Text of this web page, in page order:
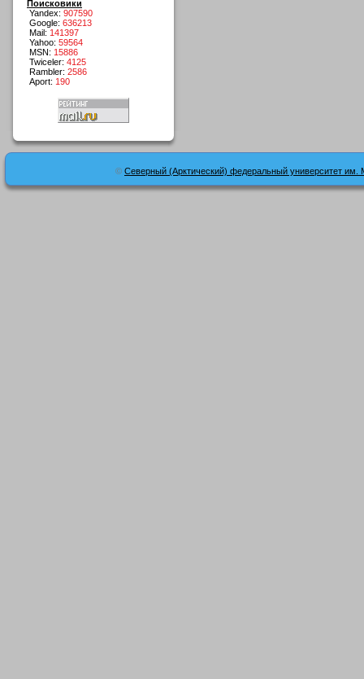
Поисковики
Yandex: 907590
Google: 636213
Mail: 141397
Yahoo: 59564
MSN: 15886
Twiceler: 4125
Rambler: 2586
Aport: 190
© Северный (Арктический) федеральный университет